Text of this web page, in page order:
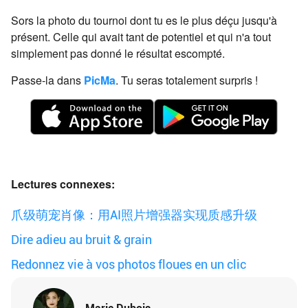
Sors la photo du tournoi dont tu es le plus déçu jusqu'à
présent. Celle qui avait tant de potentiel et qui n'a tout
simplement pas donné le résultat escompté.
Passe-la dans PicMa. Tu seras totalement surpris !
Lectures connexes:
爪级萌宠肖像：用AI照片增强器实现质感升级
Dire adieu au bruit & grain
Redonnez vie à vos photos floues en un clic